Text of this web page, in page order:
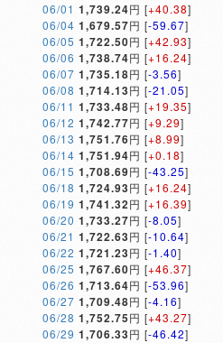
06/01 1,739.24円 [+40.38]
06/04 1,679.57円 [-59.67]
06/05 1,722.50円 [+42.93]
06/06 1,738.74円 [+16.24]
06/07 1,735.18円 [-3.56]
06/08 1,714.13円 [-21.05]
06/11 1,733.48円 [+19.35]
06/12 1,742.77円 [+9.29]
06/13 1,751.76円 [+8.99]
06/14 1,751.94円 [+0.18]
06/15 1,708.69円 [-43.25]
06/18 1,724.93円 [+16.24]
06/19 1,741.32円 [+16.39]
06/20 1,733.27円 [-8.05]
06/21 1,722.63円 [-10.64]
06/22 1,721.23円 [-1.40]
06/25 1,767.60円 [+46.37]
06/26 1,713.64円 [-53.96]
06/27 1,709.48円 [-4.16]
06/28 1,752.75円 [+43.27]
06/29 1,706.33円 [-46.42]